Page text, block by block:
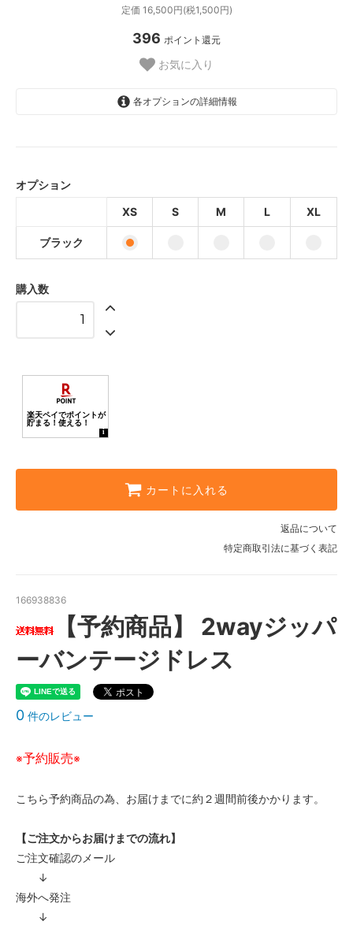
定価 16,500円(税1,500円)
396 ポイント還元
お気に入り
各オプションの詳細情報
ブラック
ブラック
オプション
XS
S M L XL
ブラック
購入数
カートに入れる
返品について
特定商取引法に基づく表記
166938836
【予約商品】 2wayジッパ
ーバンテージドレス
0 件のレビュー
※予約販売※
こちら予約商品の為、お届けまでに約２週間前後かかります。
【ご注文からお届けまでの流れ】
ご注文確認のメール
↓
海外へ発注
↓